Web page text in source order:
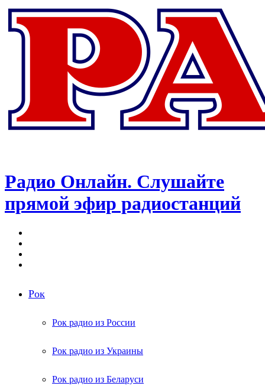
Радио Онлайн. Слушайте
прямой эфир радиостанций
Рок
Рок радио из России
Рок радио из Украины
Рок радио из Беларуси